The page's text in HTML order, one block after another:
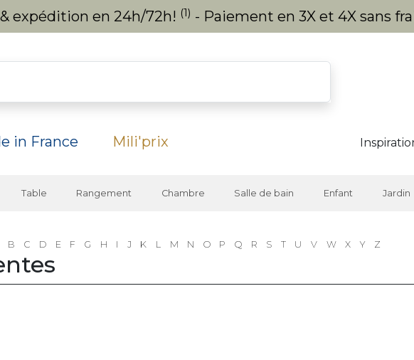
expédition en 24h/72h! (1) - Paiement en 3X et 4X sans
in France Mili'prix
Table Rangement Chambre Salle de bain Enfant Jardin
B C D E F G H I J K L M N O P Q R S T U V W X Y Z